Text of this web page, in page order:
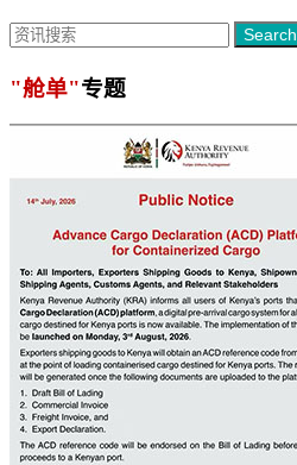
Search
"舱单"专题